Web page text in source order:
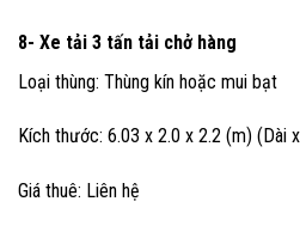
8- Xe tải 3 tấn tải chở hàng
Loại thùng: Thùng kín hoặc mui bạt
Kích thước: 6.03 x 2.0 x 2.2 (m) (Dài
Giá thuê: Liên hệ